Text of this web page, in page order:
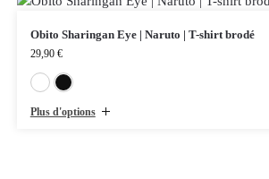
Obito Sharingan Eye | Naruto | T-shirt brodé
29,90 €
Plus d'options